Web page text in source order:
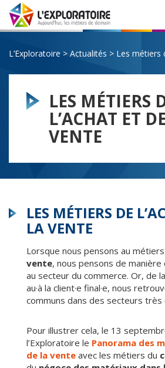
L’Exploratoire > Actualités > Les métiers
LES MÉTIERS
L’ACHAT ET
VENTE
LES MÉTIERS DE
LA VENTE
Lorsque nous pensons au
vente, nous pensons de
au secteur du commerce. Or, de
au·à la client·e final·e, nous
communs dans des secteurs très
Pour illustrer cela, le 13
l’Exploratoire le Panorama des
de la vente avec les métiers du